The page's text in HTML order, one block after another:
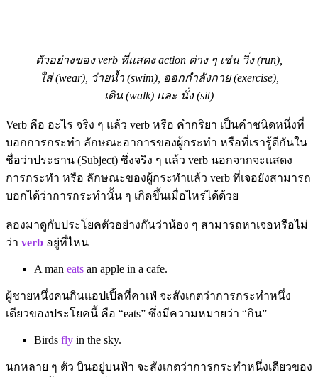
ตัวอย่างของ verb ที่เเสดง action ต่าง ๆ เช่น วิ่ง (run),
ใส่ (wear), ว่ายน้ำ (swim), ออกกำลังกาย (exercise),
เดิน (walk) เเละ นั่ง (sit)
Verb คือ อะไร จริง ๆ แล้ว verb หรือ คำกริยา เป็นคำชนิดหนึ่งที่
บอกการกระทำ ลักษณะอาการของผู้กระทำ หรือที่เรารู้ดีกันใน
ชื่อว่าประธาน (Subject) ซึ่งจริง ๆ เเล้ว verb นอกจากจะเเสดง
การกระทำ หรือ ลักษณะของผู้กระทำเเล้ว verb ที่เจอยังสามารถ
บอกได้ว่าการกระทำนั้น ๆ เกิดขึ้นเมื่อไหร่ได้ด้วย
ลองมาดูกับประโยคตัวอย่างกันว่าน้อง ๆ สามารถหาเจอหรือไม่
ว่า verb อยู่ที่ไหน
A man eats an apple in a cafe.
ผู้ชายหนึ่งคนกินเเอปเปิ้ลที่คาเฟ่ จะสังเกตว่าการกระทำหนึ่ง
เดียวของประโยคนี้ คือ “eats” ซึ่งมีความหมายว่า “กิน”
Birds fly in the sky.
นกหลาย ๆ ตัว บินอยู่บนฟ้า จะสังเกตว่าการกระทำหนึ่งเดียวของ